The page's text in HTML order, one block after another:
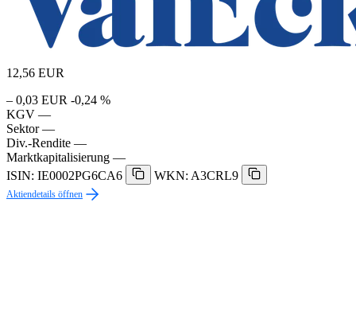
12,56 EUR
– 0,03 EUR -0,24 %
KGV —
Sektor —
Div.-Rendite —
Marktkapitalisierung —
ISIN: IE0002PG6CA6
WKN: A3CRL9
Aktiendetails öffnen